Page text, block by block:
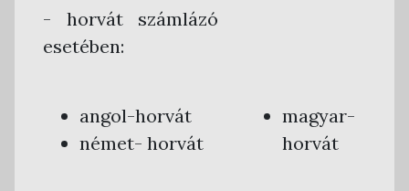
- horvát számlázó
esetében:
angol-horvát
német- horvát
magyar-
horvát